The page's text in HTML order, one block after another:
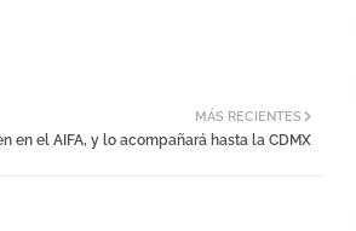
MÁS RECIENTES
en el AIFA, y lo acompañará hasta la CDMX